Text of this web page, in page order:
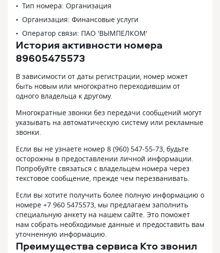
Тип номера: Организация
Организация: Финансовые услуги
Оператор связи: ПАО 'ВЫМПЕЛКОМ'
История активности номера
89605475573
В зависимости от даты регистрации, номер может
быть новым или многократно переходившим от
одного владельца к другому.
Многократные звонки без передачи сообщений могут
указывать на автоматическую систему или рекламные
звонки.
Если вы не узнаете номер 8 (960) 547-55-73, будьте
осторожны в предоставлении личной информации.
Попробуйте связаться с владельцем номера через
текстовое сообщение, прежде чем перезванивать.
Если вы хотите получить более полную информацию о
номере +7 960 5475573, мы предлагаем заполнить
специальную анкету на нашем сайте. Это поможет
нам собрать необходимые данные и предоставить вам
уточненную информацию.
Преимущества сервиса Кто звонил